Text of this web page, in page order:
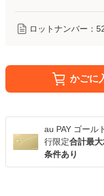
ロットナンバー：
かごに
au PAY ゴール
行限定合計最
条件あり